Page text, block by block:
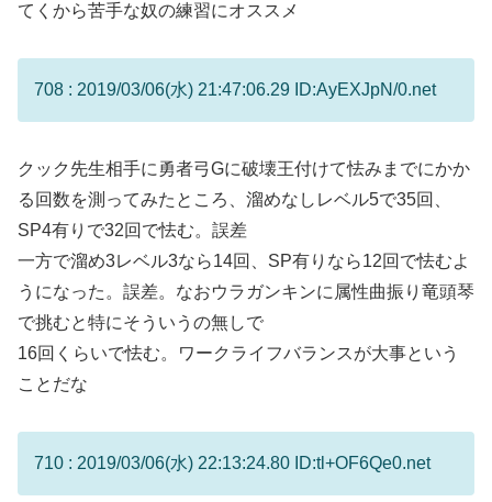
てくから苦手な奴の練習にオススメ
708 : 2019/03/06(水) 21:47:06.29 ID:AyEXJpN/0.net
クック先生相手に勇者弓Gに破壊王付けて怯みまでにかか
る回数を測ってみたところ、溜めなしレベル5で35回、
SP4有りで32回で怯む。誤差
一方で溜め3レベル3なら14回、SP有りなら12回で怯むよ
うになった。誤差。なおウラガンキンに属性曲振り竜頭琴
で挑むと特にそういうの無しで
16回くらいで怯む。ワークライフバランスが大事という
ことだな
710 : 2019/03/06(水) 22:13:24.80 ID:tl+OF6Qe0.net